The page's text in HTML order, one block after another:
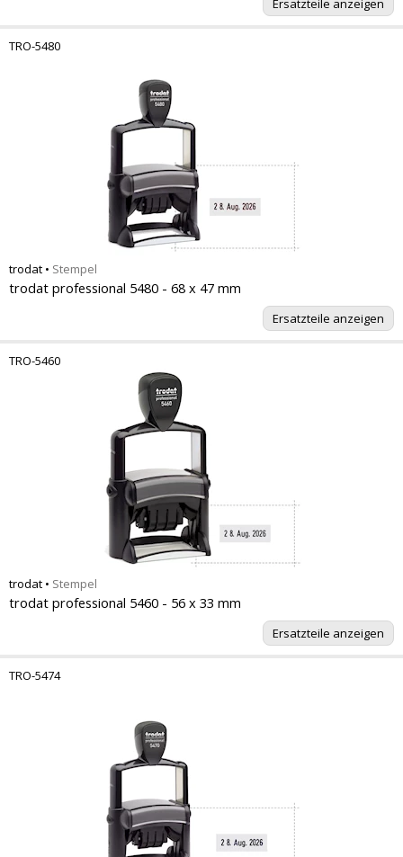
Ersatzteile anzeigen
TRO-5480
trodat • Stempel
trodat professional 5480 - 68 x 47 mm
Ersatzteile anzeigen
TRO-5460
trodat • Stempel
trodat professional 5460 - 56 x 33 mm
Ersatzteile anzeigen
TRO-5474